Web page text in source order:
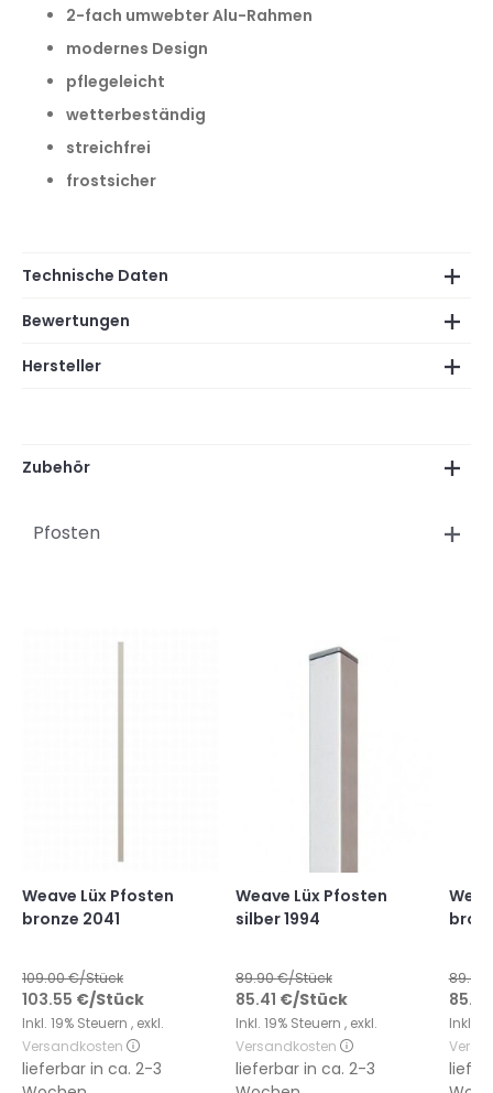
2-fach umwebter Alu-Rahmen
modernes Design
pflegeleicht
wetterbeständig
streichfrei
frostsicher
Technische Daten
Bewertungen
Hersteller
Zubehör
Pfosten
Weave Lüx Pfosten
bronze 2041
109.00€/Stück
103.55 €/Stück
Inkl. 19% Steuern , exkl.
Versandkosten
lieferbar in ca. 2-3
Weave Lüx Pfosten
silber 1994
89.90€/Stück
85.41 €/Stück
Inkl. 19% Steuern , exkl.
Versandkosten
lieferbar in ca. 2-3
89.90
85.41
Inkl.